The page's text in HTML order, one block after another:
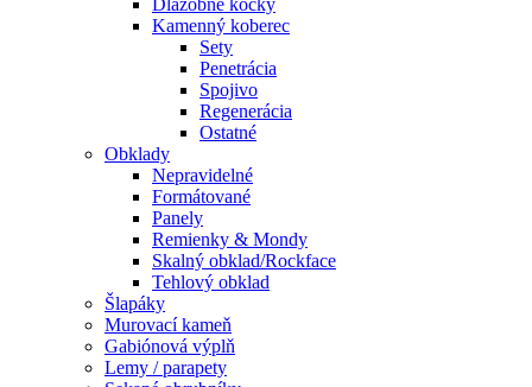
Dlažobné kocky
Kamenný koberec
Sety
Penetrácia
Spojivo
Regenerácia
Ostatné
Obklady
Nepravidelné
Formátované
Panely
Remienky & Mondy
Skalný obklad/Rockface
Tehlový obklad
Šlapáky
Murovací kameň
Gabiónová výplň
Lemy / parapety